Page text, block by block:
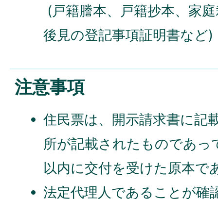
(戸籍謄本、戸籍抄本、家
後見の登記事項証明書など)
注意事項
住民票は、開示請求書に記
所が記載されたものであっ
以内に交付を受けた原本で
法定代理人であることが確